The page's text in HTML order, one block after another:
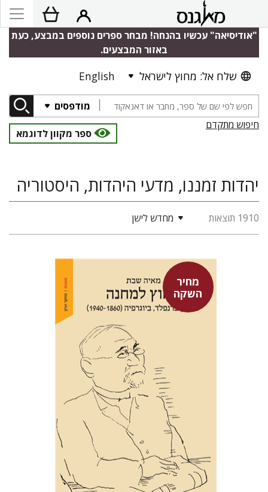
"אודיסיאה" עכשיו בהנחה! מבחר ספרים נוספים במבצע, כעת
באזור המבצעים.
שלח אל: מחוץ לישראל English
מודפסים
חיפוש מתקדם
ספר מקוון לדוגמא
יהדות זמננו, מדעי היהדות, היסטוריה
1910 תוצאות מחדש לישן
מחיר
השקה
מאיה שבת
מחיר השקה
$42
$29